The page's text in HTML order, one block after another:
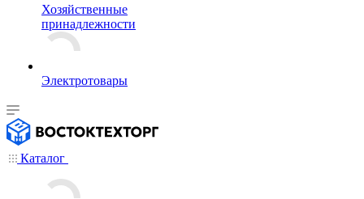
Хозяйственные
принадлежности
Электротовары
Каталог